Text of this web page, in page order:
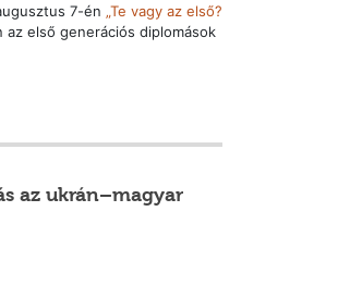
7-én „Te vagy az első?
első generációs diplomások
az ukrán–magyar